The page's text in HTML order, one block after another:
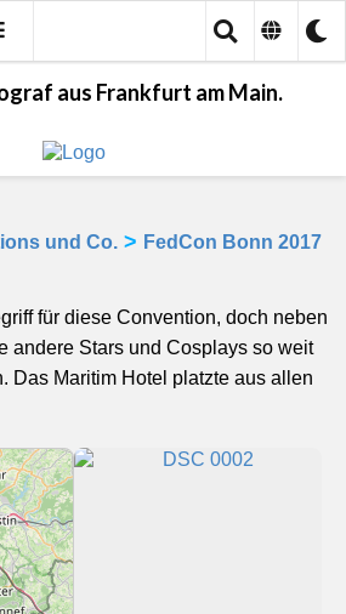
aus Frankfurt am Main.
und Co. > FedCon Bonn 2017
für diese Convention, doch neben
andere Stars und Cosplays so weit
Das Maritim Hotel platzte aus allen